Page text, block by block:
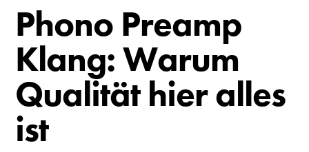
Phono Preamp
Klang: Warum
Qualität hier alles
ist